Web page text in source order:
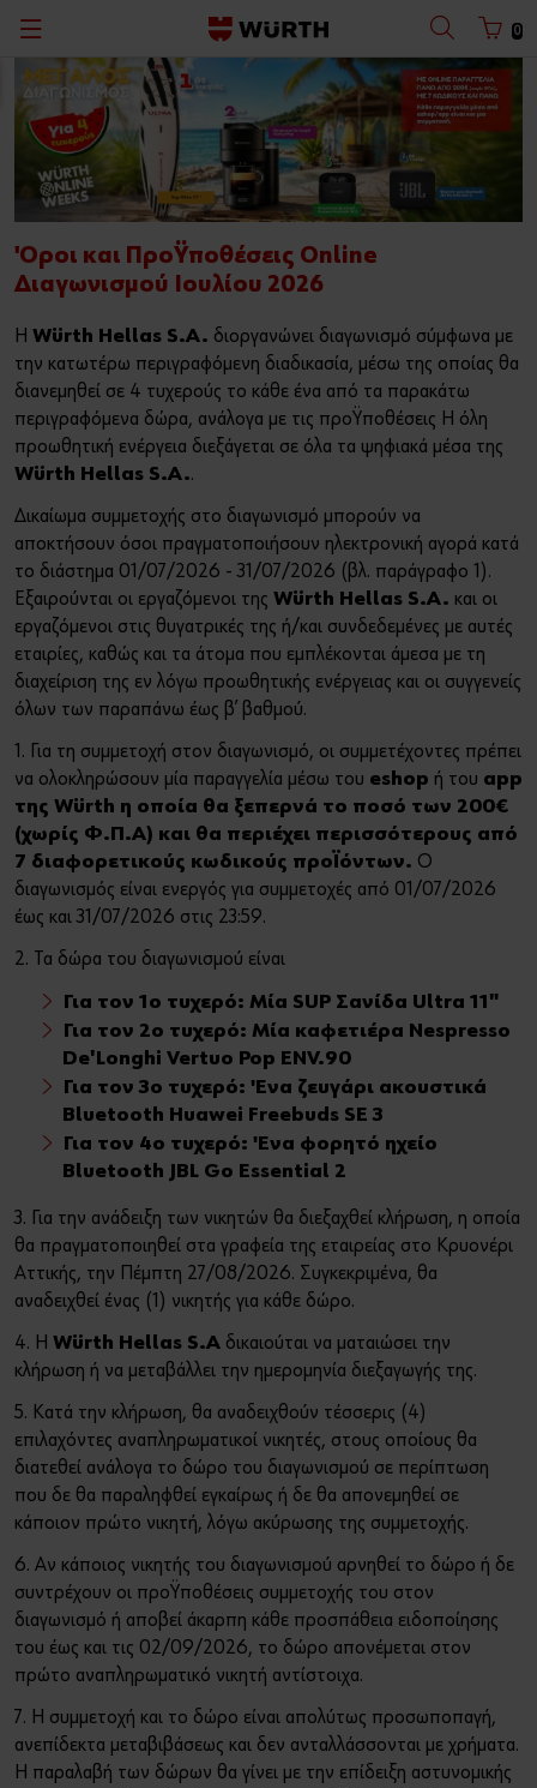
0
Πίσω
Με Όνομα Χρήστη Με Αριθμό Πελάτη
Όνομα Χρήστη
Ξεχάσατε τον κωδικό σας;
Θυμήσου τα στοιχεία σύνδεσης
Είσοδος
Ή
Θέλετε να εγγραφείτε στο online shop;
Εγγραφείτε τώρα ακολουθώντας τρία απλά βήματα για να
απολαύσετε πλήρως όλες τις λειτουργίες του eshop!
Μόνο για επαγγελματίες
ΕΓΓΡΑΦΗ ΤΩΡΑ
Πίσω
Κατάλογοι
Πίσω
Οι άνθρωποί μας
Οι πελάτες μας
Η ιστορία μας σε εικόνες
Εταιρική Φιλοσοφία
Ποιότητα
Τέχνη και Πολιτισμός
Sports Sponsoring
Οικονομικά Στοιχεία
Τα νέα μας
Πίσω
ORSY® - Οργάνωση με Σύστημα
Διαγνωστικά Συστήματα
Μέσα Ατομικής Προστασίας (ΜΑΠ)
Βιβλιοθήκη Εντύπων
Πίσω
Θέσεις Εργασίας
Πίσω
Καταστήματα
Η Würth κοντά σας!
Εγγραφή στη mailing list
Πίσω
Master Service
Επιστροφή Προϊόντων (RMA)
Master Care
Πίσω
Ελληνικά
Όροι και Προϋποθέσεις Online
Διαγωνισμού Ιουλίου 2026
Η Würth Hellas S.A. διοργανώνει διαγωνισμό σύμφωνα με
την κατωτέρω περιγραφόμενη διαδικασία, μέσω της οποίας θα
διανεμηθεί σε 4 τυχερούς το κάθε ένα από τα παρακάτω
περιγραφόμενα δώρα, ανάλογα με τις προϋποθέσεις Η όλη
προωθητική ενέργεια διεξάγεται σε όλα τα ψηφιακά μέσα της
Würth Hellas S.A..
Δικαίωμα συμμετοχής στο διαγωνισμό μπορούν να
αποκτήσουν όσοι πραγματοποιήσουν ηλεκτρονική αγορά κατά
το διάστημα 01/07/2026 - 31/07/2026 (βλ. παράγραφο 1).
Εξαιρούνται οι εργαζόμενοι της Würth Hellas S.A. και οι
εργαζόμενοι στις θυγατρικές της ή/και συνδεδεμένες με αυτές
εταιρίες, καθώς και τα άτομα που εμπλέκονται άμεσα με τη
διαχείριση της εν λόγω προωθητικής ενέργειας και οι συγγενείς
όλων των παραπάνω έως β’ βαθμού.
1. Για τη συμμετοχή στον διαγωνισμό, οι συμμετέχοντες πρέπει
να ολοκληρώσουν μία παραγγελία μέσω του eshop ή του app
της Würth η οποία θα ξεπερνά το ποσό των 200€
(χωρίς Φ.Π.Α) και θα περιέχει περισσότερους από
7 διαφορετικούς κωδικούς προϊόντων. Ο
διαγωνισμός είναι ενεργός για συμμετοχές από 01/07/2026
έως και 31/07/2026 στις 23:59.
2. Τα δώρα του διαγωνισμού είναι
Για τον 1ο τυχερό: Μία SUP Σανίδα Ultra 11"
Για τον 2ο τυχερό: Μία καφετιέρα Nespresso
De'Longhi Vertuo Pop ENV.90
Για τον 3ο τυχερό: Ένα ζευγάρι ακουστικά
Bluetooth Huawei Freebuds SE 3
Για τον 4ο τυχερό: Ένα φορητό ηχείο
Bluetooth JBL Go Essential 2
3. Για την ανάδειξη των νικητών θα διεξαχθεί κλήρωση, η οποία
θα πραγματοποιηθεί στα γραφεία της εταιρείας στο Κρυονέρι
Αττικής, την Πέμπτη 27/08/2026. Συγκεκριμένα, θα
αναδειχθεί ένας (1) νικητής για κάθε δώρο.
4. H Würth Hellas S.A δικαιούται να ματαιώσει την
κλήρωση ή να μεταβάλλει την ημερομηνία διεξαγωγής της.
5. Κατά την κλήρωση, θα αναδειχθούν τέσσερις (4)
επιλαχόντες αναπληρωματικοί νικητές, στους οποίους θα
διατεθεί ανάλογα το δώρο του διαγωνισμού σε περίπτωση
που δε θα παραληφθεί εγκαίρως ή δε θα απονεμηθεί σε
κάποιον πρώτο νικητή, λόγω ακύρωσης της συμμετοχής.
6. Αν κάποιος νικητής του διαγωνισμού αρνηθεί το δώρο ή δε
συντρέχουν οι προϋποθέσεις συμμετοχής του στον
διαγωνισμό ή αποβεί άκαρπη κάθε προσπάθεια ειδοποίησης
του έως και τις 02/09/2026, το δώρο απονέμεται στον
πρώτο αναπληρωματικό νικητή αντίστοιχα.
7. Η συμμετοχή και το δώρο είναι απολύτως προσωποπαγή,
ανεπίδεκτα μεταβιβάσεως και δεν ανταλλάσσονται με χρήματα.
Η παραλαβή των δώρων θα γίνει με την επίδειξη αστυνομικής